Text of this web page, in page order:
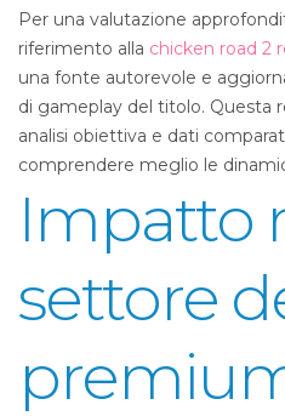
Per una valutazione
riferimento alla chicken road 2
una fonte autorevole e
di gameplay del titolo. Questa
analisi obiettiva e dati
comprendere meglio le
Impatto
settore